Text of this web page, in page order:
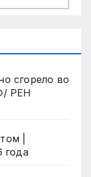
сгорело во
РЕН
|
года